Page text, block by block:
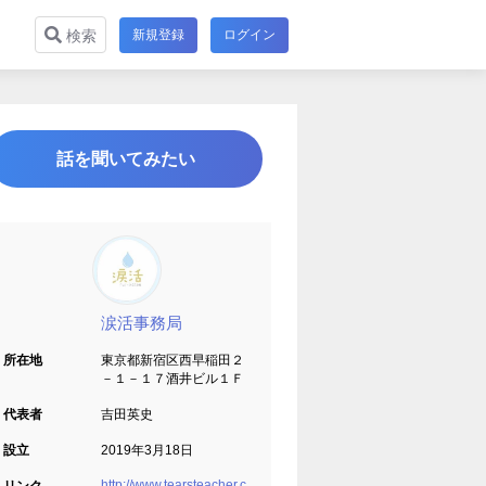
検索 新規登録 ログイン
話を聞いてみたい
涙活事務局
所在地
東京都新宿区西早稲田２
－１－１７酒井ビル１Ｆ
代表者 吉田英史
設立 2019年3月18日